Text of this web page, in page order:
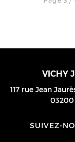
VICHY
117 rue Jean
03200
SUIVEZ-